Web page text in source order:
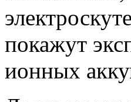
покажут
ионных